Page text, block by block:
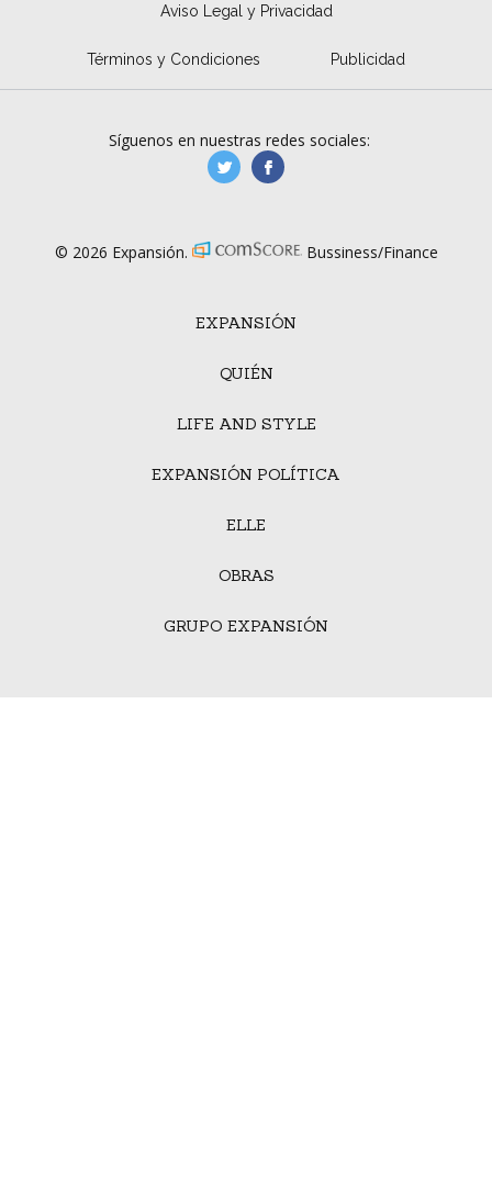
Aviso Legal y Privacidad
Términos y Condiciones Publicidad
EXPANSIÓN
QUIÉN
LIFE AND STYLE
EXPANSIÓN POLÍTICA
ELLE
OBRAS
GRUPO EXPANSIÓN
Síguenos en nuestras redes sociales:
manufacturaGE
© 2026 Expansión. Bussiness/Finance